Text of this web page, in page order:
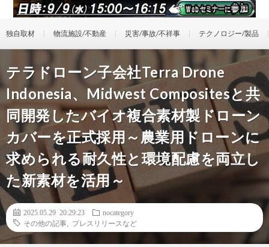
独自取材 物流施設/不動産 災害/事故/不祥事 テクノロジー/製品
テラドローン子会社Terra Drone
Indonesia、Midwest Compositesと共
同開発したバイオ複合素材製ドローン
カバーを正式採用～農業用ドローンに
求められる耐久性と環境配慮を両立し
た新素材を活用～
2025.05.29 20:29:23
nocategory
その他の記事
プレスリリースなど